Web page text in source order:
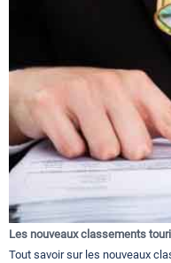
Les nouveaux classements
Tout savoir sur les nouveaux